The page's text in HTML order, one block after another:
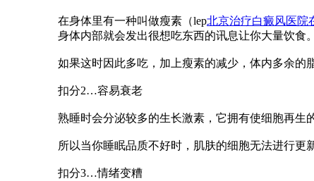
在身体里有一种叫做瘦素（lep北京治疗白癜风医院
身体内部就会发出很想吃东西的讯息让你大量饮食。
如果这时因此多吃，加上瘦素的减少，体内多余的
扣分2…容易衰老
熟睡时会分泌较多的生长激素，它拥有使细胞再
所以当你睡眠品质不好时，肌肤的细胞无法进行
扣分3…情绪变糟